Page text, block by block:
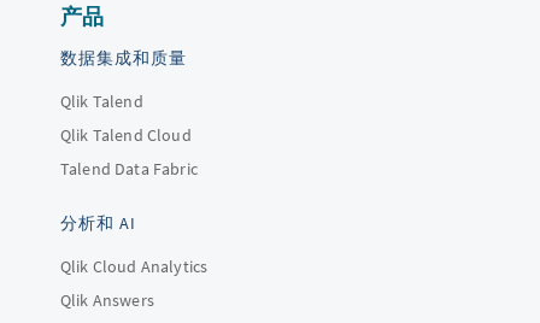
产品
数据集成和质量
Qlik Talend
Qlik Talend Cloud
Talend Data Fabric
分析和 AI
Qlik Cloud Analytics
Qlik Answers